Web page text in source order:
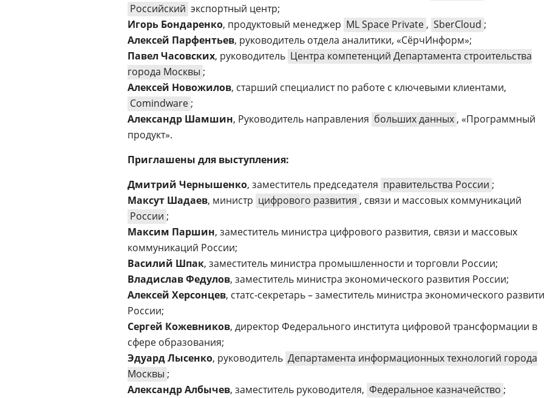
Российский экспортный центр;
Игорь Бондаренко, продуктовый менеджер ML Space Private , SberCloud ;
Алексей Парфентьев, руководитель отдела аналитики, «СёрчИнформ»;
Павел Часовских, руководитель Центра компетенций Департамента строительства
города Москвы ;
Алексей Новожилов, старший специалист по работе с ключевыми клиентами,
Comindware ;
Александр Шамшин, Руководитель направления больших данных , «Программный
продукт».
Приглашены для выступления:
Дмитрий Чернышенко, заместитель председателя правительства России ;
Максут Шадаев, министр цифрового развития , связи и массовых коммуникаций
России ;
Максим Паршин, заместитель министра цифрового развития, связи и массовых
коммуникаций России;
Василий Шпак, заместитель министра промышленности и торговли России;
Владислав Федулов, заместитель министра экономического развития России;
Алексей Херсонцев, статс-секретарь – заместитель министра экономического
России;
Сергей Кожевников, директор Федерального института цифровой трансформации в
сфере образования;
Эдуард Лысенко, руководитель Департамента информационных технологий города
Москвы ;
Александр Албычев, заместитель руководителя, Федеральное казначейство ;